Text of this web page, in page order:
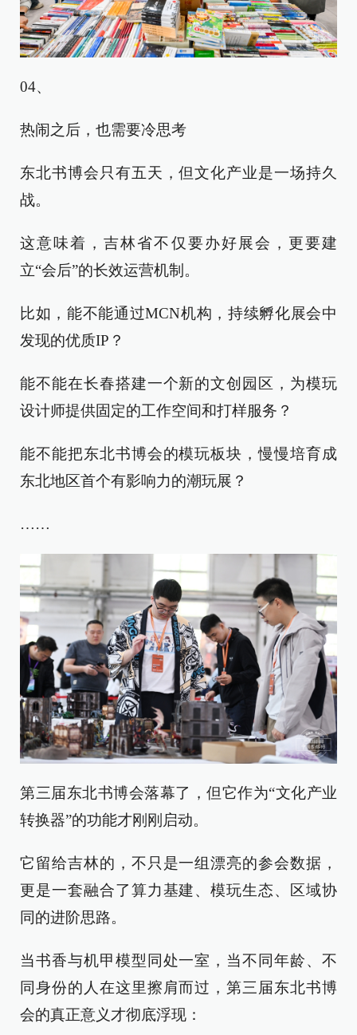
04、
热闹之后，也需要冷思考
东北书博会只有五天，但文化产业是一场持久
战。
这意味着，吉林省不仅要办好展会，更要建
立“会后”的长效运营机制。
比如，能不能通过MCN机构，持续孵化展会中
发现的优质IP？
能不能在长春搭建一个新的文创园区，为模玩
设计师提供固定的工作空间和打样服务？
能不能把东北书博会的模玩板块，慢慢培育成
东北地区首个有影响力的潮玩展？
……
第三届东北书博会落幕了，但它作为“文化产业
转换器”的功能才刚刚启动。
它留给吉林的，不只是一组漂亮的参会数据，
更是一套融合了算力基建、模玩生态、区域协
同的进阶思路。
当书香与机甲模型同处一室，当不同年龄、不
同身份的人在这里擦肩而过，第三届东北书博
会的真正意义才彻底浮现：